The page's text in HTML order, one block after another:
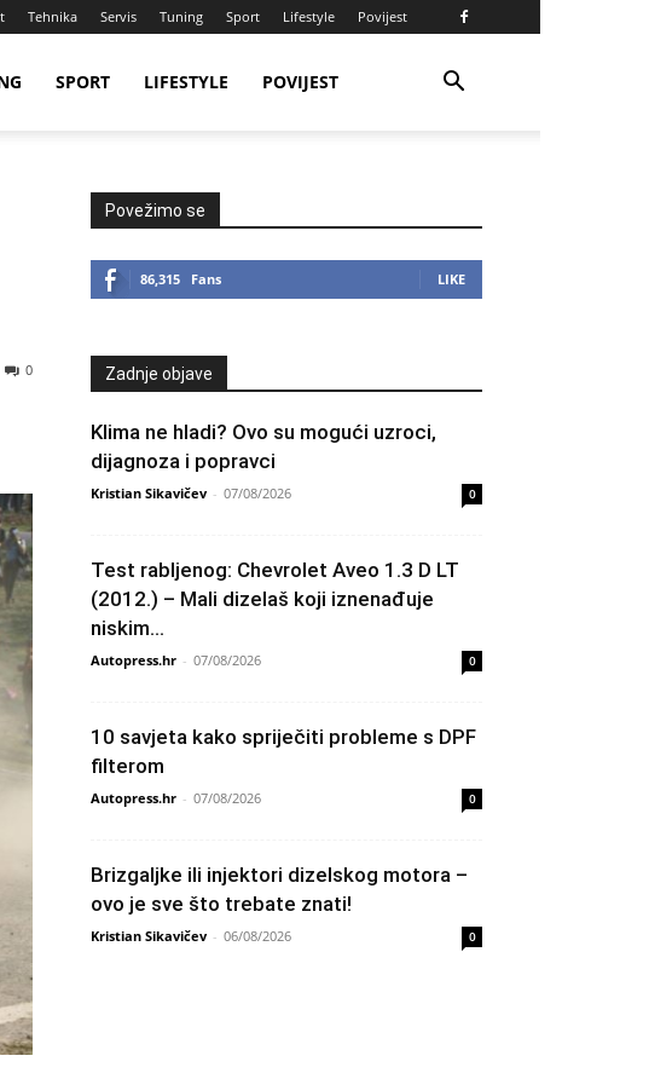
Tehnika Servis Tuning Sport Lifestyle Povijest
SPORT LIFESTYLE POVIJEST
0
Povežimo se
86,315 Fans LIKE
Zadnje objave
Klima ne hladi? Ovo su mogući uzroci,
dijagnoza i popravci
Kristian Sikavičev - 07/08/2026 0
Test rabljenog: Chevrolet Aveo 1.3 D LT
(2012.) – Mali dizelaš koji iznenađuje
niskim...
Autopress.hr - 07/08/2026 0
10 savjeta kako spriječiti probleme s DPF
filterom
Autopress.hr - 07/08/2026 0
Brizgaljke ili injektori dizelskog motora –
ovo je sve što trebate znati!
Kristian Sikavičev - 06/08/2026 0